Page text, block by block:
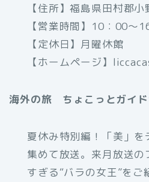
【住所】福島県田村郡
【営業時間】10：00～
【定休日】月曜休館
【ホームページ】
海外の旅 ちょこっとガイド
夏休み特別編！「美」を
集めて放送。来月放送
すぎる“バラの女王”を